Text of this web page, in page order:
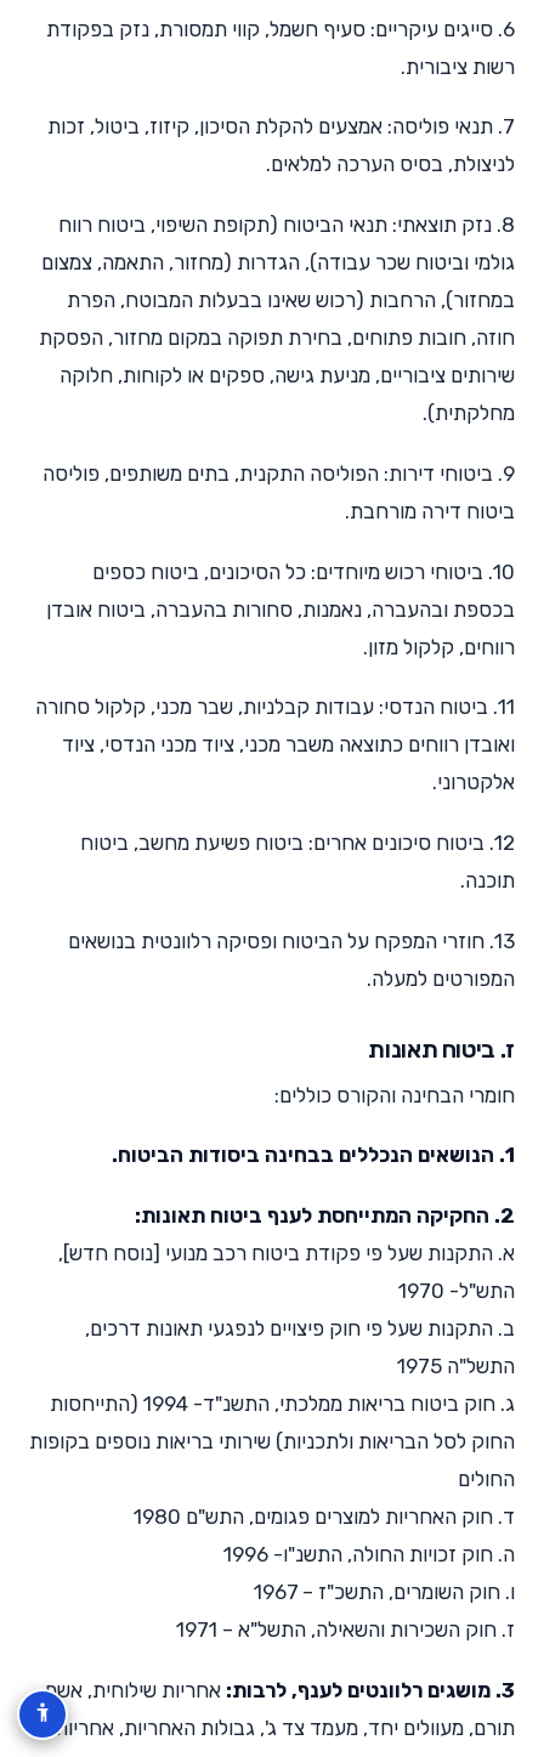
6. סייגים עיקריים: סעיף חשמל, קווי תמסורת, נזק בפקודת
רשות ציבורית.
7. תנאי פוליסה: אמצעים להקלת הסיכון, קיזוז, ביטול, זכות
לניצולת, בסיס הערכה למלאים.
8. נזק תוצאתי: תנאי הביטוח (תקופת השיפוי, ביטוח רווח
גולמי וביטוח שכר עבודה), הגדרות (מחזור, התאמה, צמצום
במחזור), הרחבות (רכוש שאינו בבעלות המבוטח, הפרת
חוזה, חובות פתוחים, בחירת תפוקה במקום מחזור, הפסקת
שירותים ציבוריים, מניעת גישה, ספקים או לקוחות, חלוקה
מחלקתית).
9. ביטוחי דירות: הפוליסה התקנית, בתים משותפים, פוליסה
ביטוח דירה מורחבת.
10. ביטוחי רכוש מיוחדים: כל הסיכונים, ביטוח כספים
בכספת ובהעברה, נאמנות, סחורות בהעברה, ביטוח אובדן
רווחים, קלקול מזון.
11. ביטוח הנדסי: עבודות קבלניות, שבר מכני, קלקול סחורה
ואובדן רווחים כתוצאה משבר מכני, ציוד מכני הנדסי, ציוד
אלקטרוני.
12. ביטוח סיכונים אחרים: ביטוח פשיעת מחשב, ביטוח
תוכנה.
13. חוזרי המפקח על הביטוח ופסיקה רלוונטית בנושאים
המפורטים למעלה.
ז. ביטוח תאונות
חומרי הבחינה והקורס כוללים:
1. הנושאים הנכללים בבחינה ביסודות הביטוח.
2. החקיקה המתייחסת לענף ביטוח תאונות:
א. התקנות שעל פי פקודת ביטוח רכב מנועי [נוסח חדש],
התש"ל- 1970
ב. התקנות שעל פי חוק פיצויים לנפגעי תאונות דרכים,
התשל"ה 1975
ג. חוק ביטוח בריאות ממלכתי, התשנ"ד- 1994 (התייחסות
החוק לסל הבריאות ולתכניות) שירותי בריאות נוספים בקופות
החולים
ד. חוק האחריות למוצרים פגומים, התש"ם 1980
ה. חוק זכויות החולה, התשנ"ו- 1996
ו. חוק השומרים, התשכ"ז – 1967
ז. חוק השכירות והשאילה, התשל"א – 1971
3. מושגים רלוונטים לענף, לרבות:
אחריות שילוחית, אשם
תורם, מעוולים יחד, מעמד צד ג', גבולות האחריות, אחריות